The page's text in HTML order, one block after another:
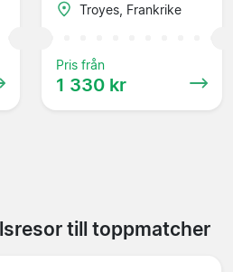
Troyes, Frankrike
Pris från
1 330 kr
till toppmatcher